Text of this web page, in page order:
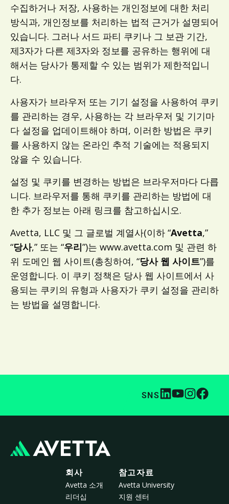
수집하거나 저장, 사용하는 개인정보에 대한 처리
방식과, 개인정보를 처리하는 법적 근거가 설명되어
있습니다. 그러나 서드 파티 쿠키나 그 보관 기간,
제3자가 다른 제3자와 정보를 공유하는 행위에 대
해서는 당사가 통제할 수 있는 범위가 제한적입니
다.
사용자가 브라우저 또는 기기 설정을 사용하여 쿠키
를 관리하는 경우, 사용하는 각 브라우저 및 기기마
다 설정을 업데이트해야 하며, 이러한 방법은 쿠키
를 사용하지 않는 온라인 추적 기술에는 적용되지
않을 수 있습니다.
설정 및 쿠키를 변경하는 방법은 브라우저마다 다릅
니다. 브라우저를 통해 쿠키를 관리하는 방법에 대
한 추가 정보는 아래 링크를 참고하십시오.
Avetta, LLC 및 그 글로벌 계열사(이하 “Avetta,”
“당사,” 또는 “우리”)는 www.avetta.com 및 관련 하
위 도메인 웹 사이트(총칭하여, “당사 웹 사이트”)를
운영합니다. 이 쿠키 정책은 당사 웹 사이트에서 사
용되는 쿠키의 유형과 사용자가 쿠키 설정을 관리하
는 방법을 설명합니다.
SNS
회사
Avetta 소개
리더십
참고자료
Avetta University
지원 센터